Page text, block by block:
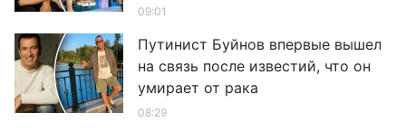
09:01
Путинист Буйнов впервые вышел
на связь после известий, что он
умирает от рака
08:29